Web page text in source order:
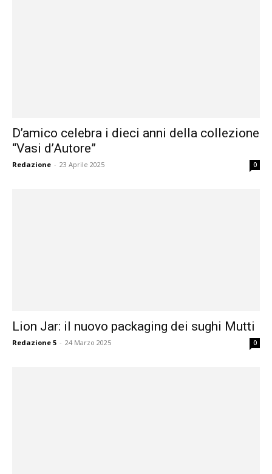
D’amico celebra i dieci anni della collezione
“Vasi d’Autore”
Redazione - 23 Aprile 2025 0
Lion Jar: il nuovo packaging dei sughi Mutti
Redazione 5 - 24 Marzo 2025 0